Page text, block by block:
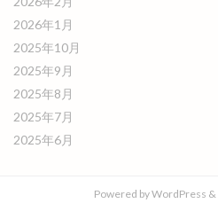
2026年1月
2025年10月
2025年9月
2025年8月
2025年7月
2025年6月
Powered byWordPress &